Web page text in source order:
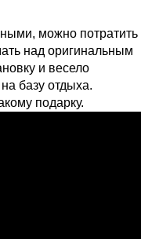
можно потратить
над оригинальным
и весело
базу отдыха.
подарку.